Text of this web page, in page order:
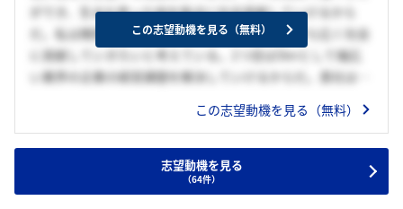
ができ、生まれ育った地を拠点に社会貢献していけるから
だ。私は関西で生まれ育ち、地元企業で働きながら広く社会
に貢献していきたいと考えている。2つ目はSIerとして幅広
い業界の企業の経営課題を解決していけるからだ。貴社は金
深く、そのような幅広い業界に対してソリューションの提供
この志望動機を見る（無料）
この志望動機を見る（無料）
志望動機を見る
（64件）